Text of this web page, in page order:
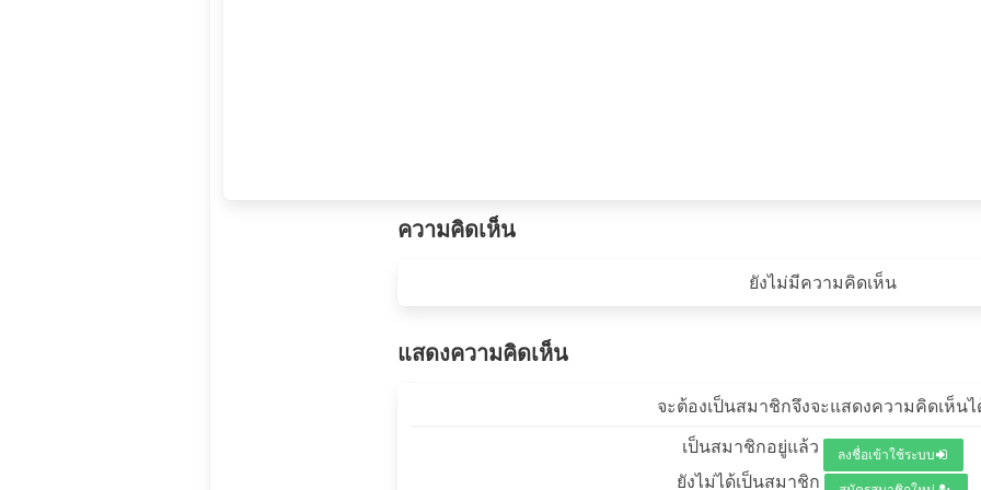
ความคิดเห็น
ยังไม่มีความคิดเห็น
แสดงความคิดเห็น
จะต้องเป็นสมาชิกจึงจะแสดงความคิดเห็นไ
เป็นสมาชิกอยู่แล้ว ลงชื่อเข้าใช้ระบบ
ยังไม่ได้เป็นสมาชิก